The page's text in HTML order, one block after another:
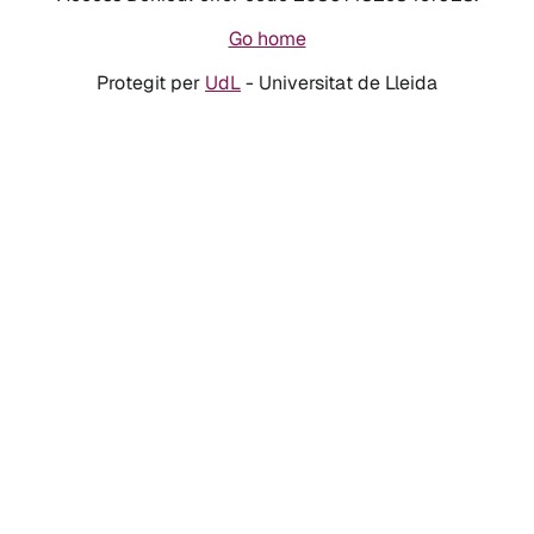
Go home
Protegit per UdL- Universitat de Lleida